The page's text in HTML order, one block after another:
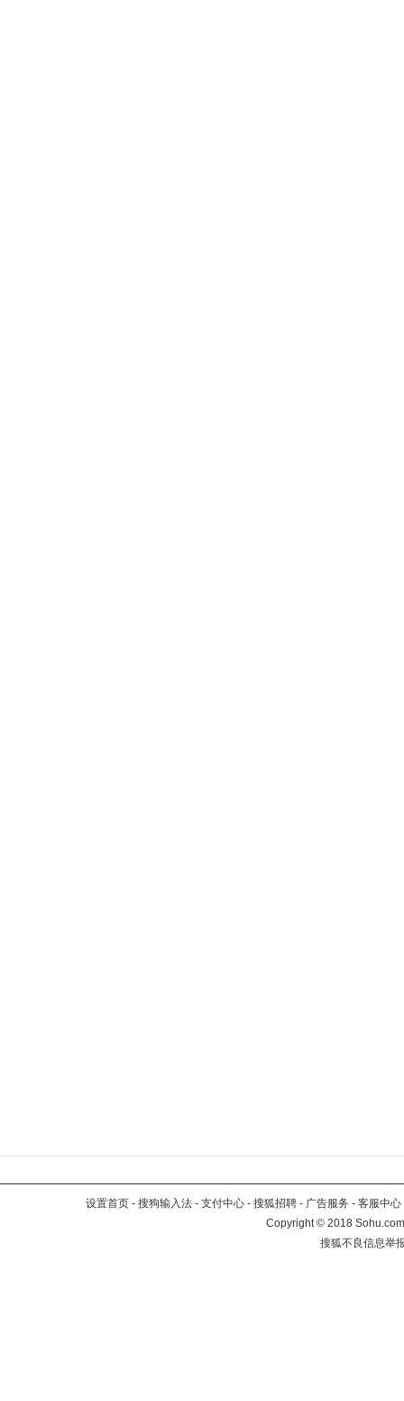
设置首页 - 搜狗输入法 - 支付中心 - 搜狐招聘 - 广告服务 - 客服中心
Copyright©2018
搜狐不良信息举